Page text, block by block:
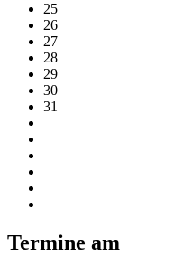
25
26
27
28
29
30
31
Termine am